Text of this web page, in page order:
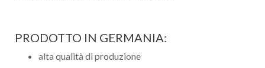
PRODOTTO IN GERMANIA:
alta qualità di produzione